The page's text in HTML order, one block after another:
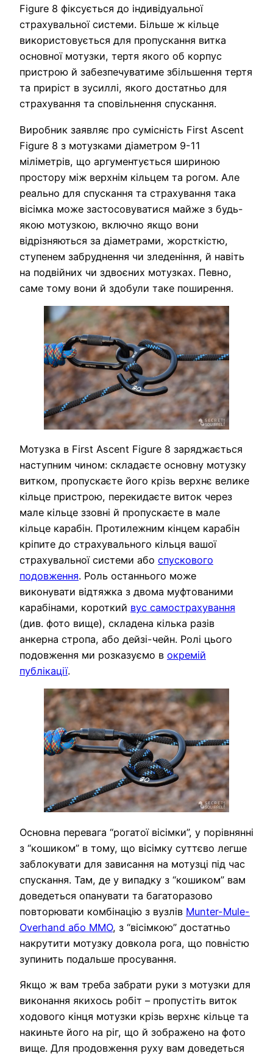
Figure 8 фіксується до індивідуальної
страхувальної системи. Більше ж кільце
використовується для пропускання витка
основної мотузки, тертя якого об корпус
пристрою й забезпечуватиме збільшення тертя
та приріст в зусиллі, якого достатньо для
страхування та сповільнення спускання.
Виробник заявляє про сумісність First Ascent
Figure 8 з мотузками діаметром 9-11
міліметрів, що аргументується шириною
простору між верхнім кільцем та рогом. Але
реально для спускання та страхування така
вісімка може застосовуватися майже з будь-
якою мотузкою, включно якщо вони
відрізняються за діаметрами, жорсткістю,
ступенем забруднення чи зледеніння, й навіть
на подвійних чи здвоєних мотузках. Певно,
саме тому вони й здобули таке поширення.
Мотузка в First Ascent Figure 8 заряджається
наступним чином: складаєте основну мотузку
витком, пропускаєте його крізь верхнє велике
кільце пристрою, перекидаєте виток через
мале кільце ззовні й пропускаєте в мале
кільце карабін. Протилежним кінцем карабін
кріпите до страхувального кільця вашої
страхувальної системи або спускового
подовження. Роль останнього може
виконувати відтяжка з двома муфтованими
карабінами, короткий вус самострахування
(див. фото вище), складена кілька разів
анкерна стропа, або дейзі-чейн. Ролі цього
подовження ми розказуємо в окремій
публікації.
Основна перевага “рогатої вісімки”, у порівнянні
з “кошиком” в тому, що вісімку суттєво легше
заблокувати для зависання на мотузці під час
спускання. Там, де у випадку з “кошиком” вам
доведеться опанувати та багаторазово
повторювати комбінацію з вузлів Munter-Mule-
Overhand або MMO, з “вісімкою” достатньо
накрутити мотузку довкола рога, що повністю
зупинить подальше просування.
Якщо ж вам треба забрати руки з мотузки для
виконання якихось робіт – пропустіть виток
ходового кінця мотузки крізь верхнє кільце та
накиньте його на ріг, що й зображено на фото
вище. Для продовження руху вам доведеться